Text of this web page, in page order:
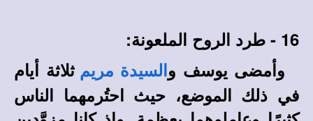
16 - طرد الروح الملعونة:
وأمضى يوسف و السيدة مريم ثلاثة أيام
في ذلك الموضع، حيث احتُرمهما الناس